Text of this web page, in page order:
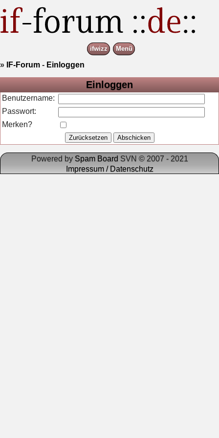
ifwizz Menü
» IF-Forum - Einloggen
Einloggen
Benutzername:
Passwort:
Merken?
Powered by Spam Board SVN © 2007 - 2021
Impressum / Datenschutz